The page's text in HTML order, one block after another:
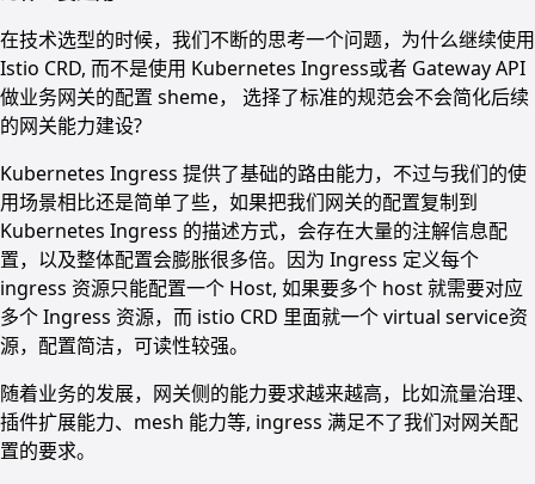
在技术选型的时候，我们不断的思考一个问题，为什么继续使用
Istio CRD, 而不是使用 Kubernetes Ingress或者 Gateway API
做业务网关的配置 sheme， 选择了标准的规范会不会简化后续
的网关能力建设?
Kubernetes Ingress 提供了基础的路由能力，不过与我们的使
用场景相比还是简单了些，如果把我们网关的配置复制到
Kubernetes Ingress 的描述方式，会存在大量的注解信息配
置，以及整体配置会膨胀很多倍。因为 Ingress 定义每个
ingress 资源只能配置一个 Host, 如果要多个 host 就需要对应
多个 Ingress 资源，而 istio CRD 里面就一个 virtual service资
源，配置简洁，可读性较强。
随着业务的发展，网关侧的能力要求越来越高，比如流量治理、
插件扩展能力、mesh 能力等, ingress 满足不了我们对网关配
置的要求。